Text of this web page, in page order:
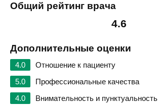
Общий рейтинг врача
4.6
Дополнительные оценки
4.0
Отношение к пациенту
5.0
Профессиональные качества
4.0
Внимательность и пунктуальность